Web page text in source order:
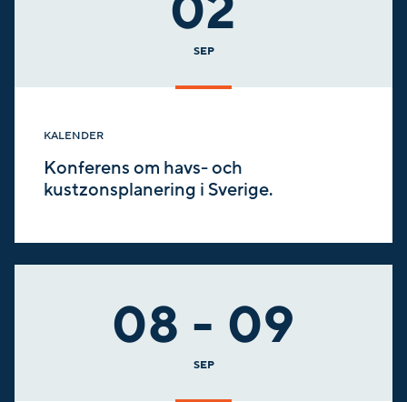
SEP
KALENDER
Konferens om havs- och
kustzonsplanering i Sverige.
08 - 09
SEP